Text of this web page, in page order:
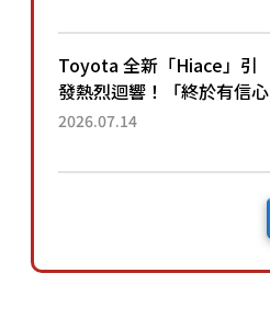
公里，兼具優異節能表現與
舒適「三...
Toyota 全新「Hiace」引
發熱烈迴響！「終於有信心
下訂了！」「哪個等級交車
後竟然還要等「超過半年」
2026.07.14